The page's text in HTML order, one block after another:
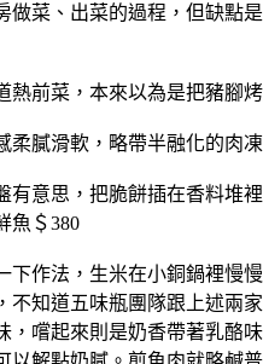
做菜、出菜的過程，但缺點
熱前菜，本來以為是把豬腳
柔膩滑軟，略帶半融化的肉
有意思，把脆餅插在香料堆
魚＄380
下作法，生米在小銅鍋裡慢
不知道五味瓶團隊跟上述兩
，嚐起來則是奶香帶著乳酪